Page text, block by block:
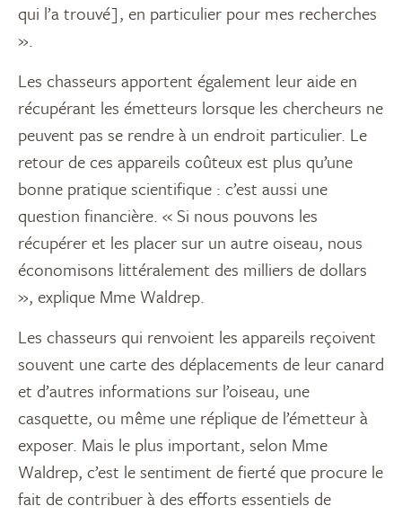
qui l’a trouvé], en particulier pour mes recherches
».
Les chasseurs apportent également leur aide en
récupérant les émetteurs lorsque les chercheurs ne
peuvent pas se rendre à un endroit particulier. Le
retour de ces appareils coûteux est plus qu’une
bonne pratique scientifique : c’est aussi une
question financière. « Si nous pouvons les
récupérer et les placer sur un autre oiseau, nous
économisons littéralement des milliers de dollars
», explique Mme Waldrep.
Les chasseurs qui renvoient les appareils reçoivent
souvent une carte des déplacements de leur canard
et d’autres informations sur l’oiseau, une
casquette, ou même une réplique de l’émetteur à
exposer. Mais le plus important, selon Mme
Waldrep, c’est le sentiment de fierté que procure le
fait de contribuer à des efforts essentiels de